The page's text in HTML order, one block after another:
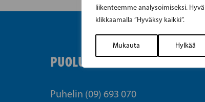
liikenteemme analysoimiseksi.
klikkaamalla ”Hyväksy kaikki”.
Mukauta Hylkää
PUOLUETOIMISTO
Puhelin (09) 693 070